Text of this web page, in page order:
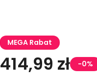
MEGA Rabat
414,99 zł
-0%